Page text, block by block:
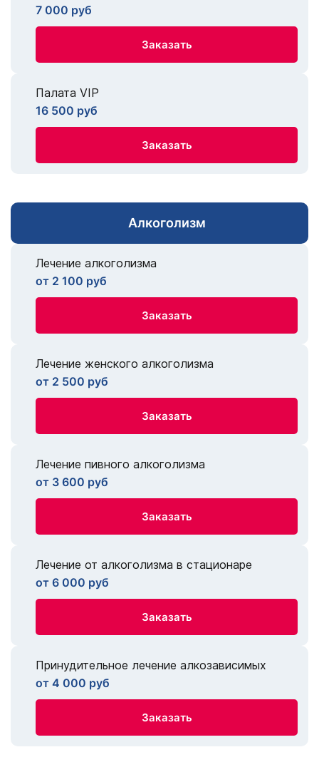
7 000 руб
Заказать
Палата VIP
16 500 руб
Заказать
Алкоголизм
Лечение алкоголизма
от 2 100 руб
Заказать
Лечение женского алкоголизма
от 2 500 руб
Заказать
Лечение пивного алкоголизма
от 3 600 руб
Заказать
Лечение от алкоголизма в стационаре
от 6 000 руб
Заказать
Принудительное лечение алкозависимых
от 4 000 руб
Заказать